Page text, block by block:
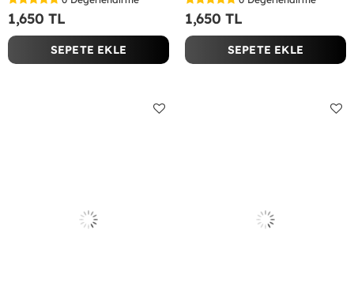
1,650 TL
SEPETE EKLE
1,650 TL
SEPETE EKLE